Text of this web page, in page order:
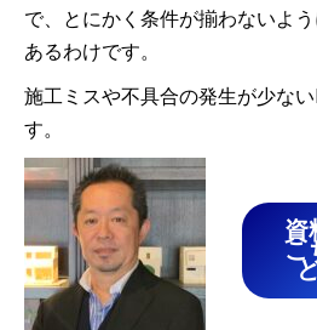
で、とにかく条件が揃わないよ
あるわけです。
施工ミスや不具合の発生が少な
す。
資
こ